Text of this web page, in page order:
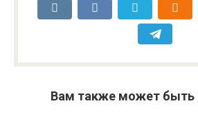
Вам также может быть